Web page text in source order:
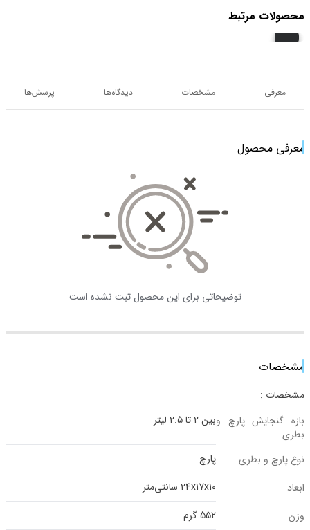
محصولات مرتبط
معرفی مشخصات دیدگاه‌ها پرسش‌ها
معرفی محصول
توضیحاتی برای این محصول ثبت نشده است
مشخصات
مشخصات :
بازه گنجایش پارچ و
بطری
بین 2 تا 2.5 لیتر
نوع پارچ و بطری
پارچ
ابعاد
24x17x10 سانتی‌متر
وزن
552 گرم